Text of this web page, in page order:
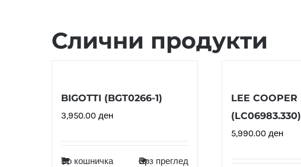
Слични продукти
BIGOTTI (BGT0266-1)
3,950.00 ден
Во кошничка Брз преглед
LEE COOPER
(LC06983.330)
5,990.00 ден